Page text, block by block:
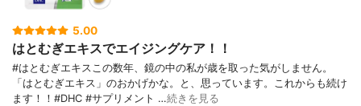
5.00
はとむぎエキスでエイジングケア！！
#はとむぎエキスこの数年、鏡の中の私が歳を取った気がしません。
「はとむぎエキス」のおかげかな。と、思っています。これからも続け
ます！！#DHC #サプリメント …続きを見る